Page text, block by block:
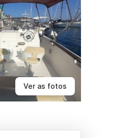
Ver as fotos